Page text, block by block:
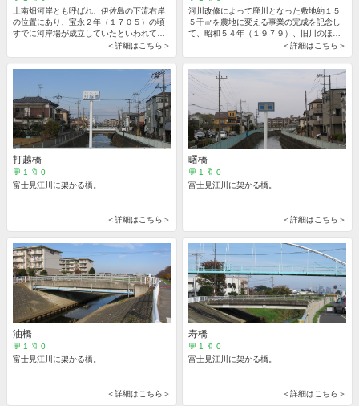
上南畑河岸とも呼ばれ、伊佐島の下流右岸
の位置にあり、宝永２年（１７０５）の頃
すでに河岸場が成立していたといわれてい
＜詳細はこちら＞
河川改修によって廃川となった敷地約１５
５千㎡を農地に変える事業の完成を記念し
て、昭和５４年（１９７９）、旧川のほと
＜詳細はこちら＞
打越橋
💬 1 🔖 0
富士見江川に架かる橋。
＜詳細はこちら＞
曙橋
💬 1 🔖 0
富士見江川に架かる橋。
＜詳細はこちら＞
油橋
💬 1 🔖 0
富士見江川に架かる橋。
＜詳細はこちら＞
寿橋
💬 1 🔖 0
富士見江川に架かる橋。
＜詳細はこちら＞